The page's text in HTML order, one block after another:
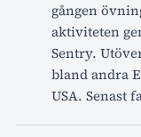
gången
aktiviteten
Sentry.
bland andra
USA. Senast